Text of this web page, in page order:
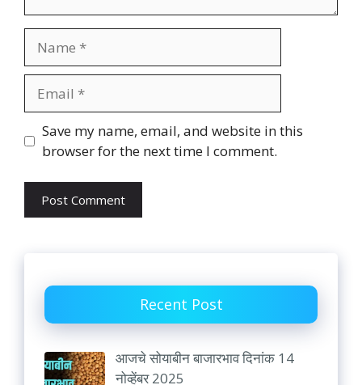
Website
Save my name, email, and website in this
browser for the next time I comment.
Recent Post
आजचे सोयाबीन बाजारभाव दिनांक 14
नोव्हेंबर 2025